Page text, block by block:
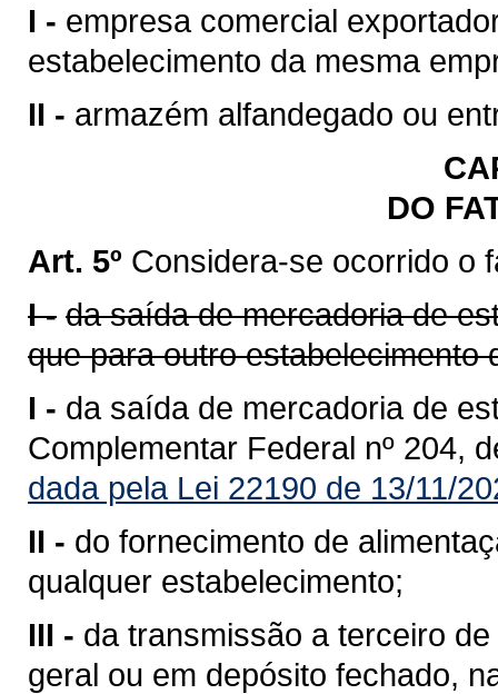
I - empresa comercial
estabelecimento da mesma
II - armazém alfandegado ou
DO
Art. 5º Considera-se ocorrido o
I - da saída de mercadoria de
que para outro estabelecimento
I - da saída de mercadoria de
Complementar Federal nº 204,
dada pela Lei 22190 de 13/11/
II - do fornecimento de
qualquer estabelecimento;
III - da transmissão a terceiro
geral ou em depósito fechado,